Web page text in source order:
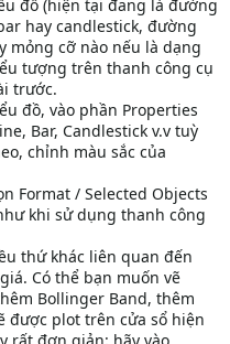
đồ (hiện tại đang là đường
hay candlestick, đường
mỏng cỡ nào nếu là dạng
tượng trên thanh công cụ
trước.
đồ, vào phần Properties
Bar, Candlestick v.v tuỳ
chỉnh màu sắc của
Format / Selected Objects
khi sử dụng thanh công
thứ khác liên quan đến
Có thể bạn muốn vẽ
Bollinger Band, thêm
được plot trên cửa sổ hiện